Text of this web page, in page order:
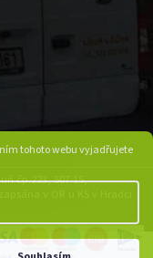
tohoto webu vyjadřujete
čp.223, 507 15,
v OR u KS v Hradci